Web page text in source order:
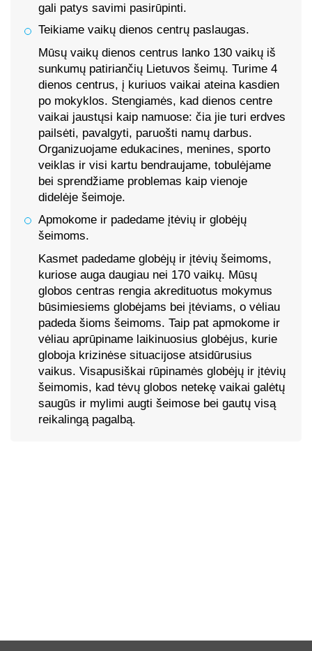
gali patys savimi pasirūpinti.
Teikiame vaikų dienos centrų paslaugas.
Mūsų vaikų dienos centrus lanko 130 vaikų iš
sunkumų patiriančių Lietuvos šeimų. Turime 4
dienos centrus, į kuriuos vaikai ateina kasdien
po mokyklos. Stengiamės, kad dienos centre
vaikai jaustųsi kaip namuose: čia jie turi erdves
pailsėti, pavalgyti, paruošti namų darbus.
Organizuojame edukacines, menines, sporto
veiklas ir visi kartu bendraujame, tobulėjame
bei sprendžiame problemas kaip vienoje
didelėje šeimoje.
Apmokome ir padedame įtėvių ir globėjų
šeimoms.
Kasmet padedame globėjų ir įtėvių šeimoms,
kuriose auga daugiau nei 170 vaikų. Mūsų
globos centras rengia akredituotus mokymus
būsimiesiems globėjams bei įtėviams, o vėliau
padeda šioms šeimoms. Taip pat apmokome ir
vėliau aprūpiname laikinuosius globėjus, kurie
globoja krizinėse situacijose atsidūrusius
vaikus. Visapusiškai rūpinamės globėjų ir įtėvių
šeimomis, kad tėvų globos netekę vaikai galėtų
saugūs ir mylimi augti šeimose bei gautų visą
reikalingą pagalbą.